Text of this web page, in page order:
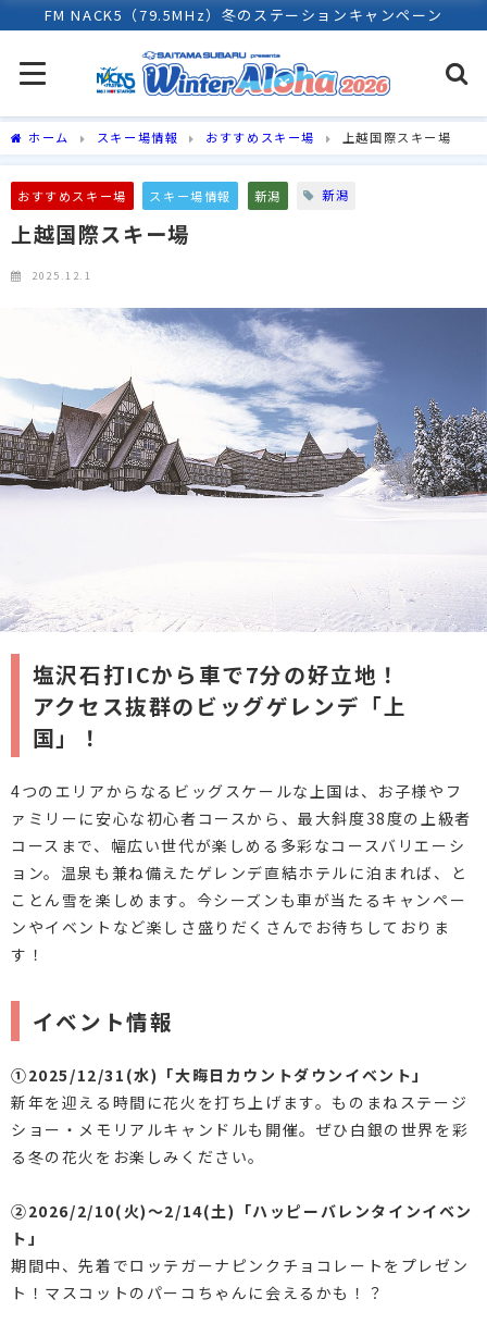
FM NACK5（79.5MHz）冬のステーションキャンペーン
ホーム スキー場情報 おすすめスキー場 上越国際スキー場
おすすめスキー場 スキー場情報 新潟 新潟
上越国際スキー場
2025.12.1
塩沢石打ICから車で7分の好立地！
アクセス抜群のビッグゲレンデ「上
国」！
4つのエリアからなるビッグスケールな上国は、お子様やフ
ァミリーに安心な初心者コースから、最大斜度38度の上級者
コースまで、幅広い世代が楽しめる多彩なコースバリエーシ
ョン。温泉も兼ね備えたゲレンデ直結ホテルに泊まれば、と
ことん雪を楽しめます。今シーズンも車が当たるキャンペー
ンやイベントなど楽しさ盛りだくさんでお待ちしておりま
す！
イベント情報
①2025/12/31(水)「大晦日カウントダウンイベント」
新年を迎える時間に花火を打ち上げます。ものまねステージ
ショー・メモリアルキャンドルも開催。ぜひ白銀の世界を彩
る冬の花火をお楽しみください。
②2026/2/10(火)～2/14(土)「ハッピーバレンタインイベン
ト」
期間中、先着でロッテガーナピンクチョコレートをプレゼン
ト！マスコットのパーコちゃんに会えるかも！？